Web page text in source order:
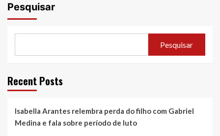
Pesquisar
Pesquisar
Recent Posts
Isabella Arantes relembra perda do filho com Gabriel
Medina e fala sobre período de luto